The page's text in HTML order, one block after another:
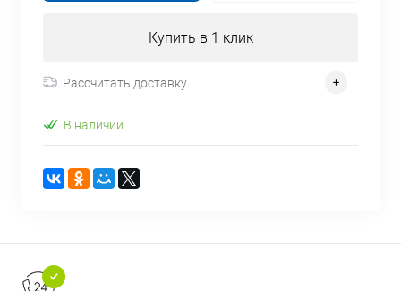
Купить в 1 клик
Рассчитать доставку
В наличии